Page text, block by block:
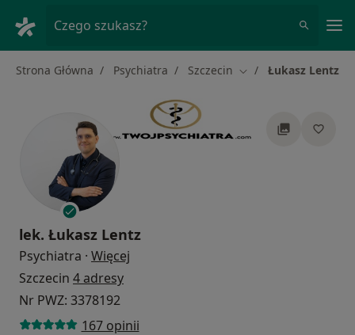
Czego szukasz?
Strona Główna Psychiatra Szczecin Zmień miasto
Łukasz Lentz
lek. Łukasz Lentz
Psychiatra · Więcej
Szczecin 4 adresy
Nr PWZ: 3378192
167 opinii